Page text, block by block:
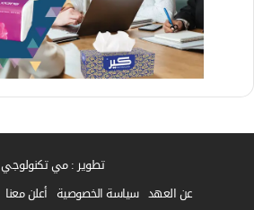
تطوير : مي تكنولوجي
عن العهد سياسة الخصوصية أعلن معنا